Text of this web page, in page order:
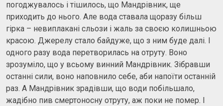
погоджувалось і тішилось, що Мандрівник, ще
приходить до нього. Але вода ставала щоразу більш
гірка – невиплакані сльози і жаль за своєю колишньою
красою. Джерелу стало байдуже, що з ним буде далі. І
одного разу вода перетворилась на отруту. Воно
зрозуміло, що у всьому винний Мандрівник. Зібравши
останні сили, воно наповнило себе, аби напоїти останній
раз. А Мандрівник зрадівши, що води побільшало,
жадібно пив смертоносну отруту, аж поки не помер. І